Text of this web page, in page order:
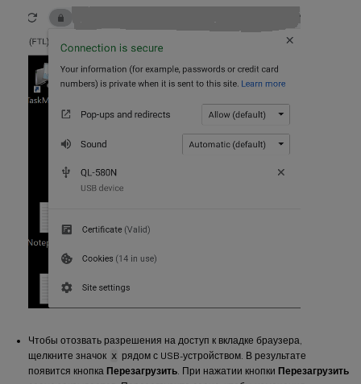
Чтобы отозвать разрешения на доступ к вкладке браузера,
щелкните значок x рядом с USB-устройством. В результате
появится кнопка Перезагрузить. При нажатии кнопки Перезагрузить